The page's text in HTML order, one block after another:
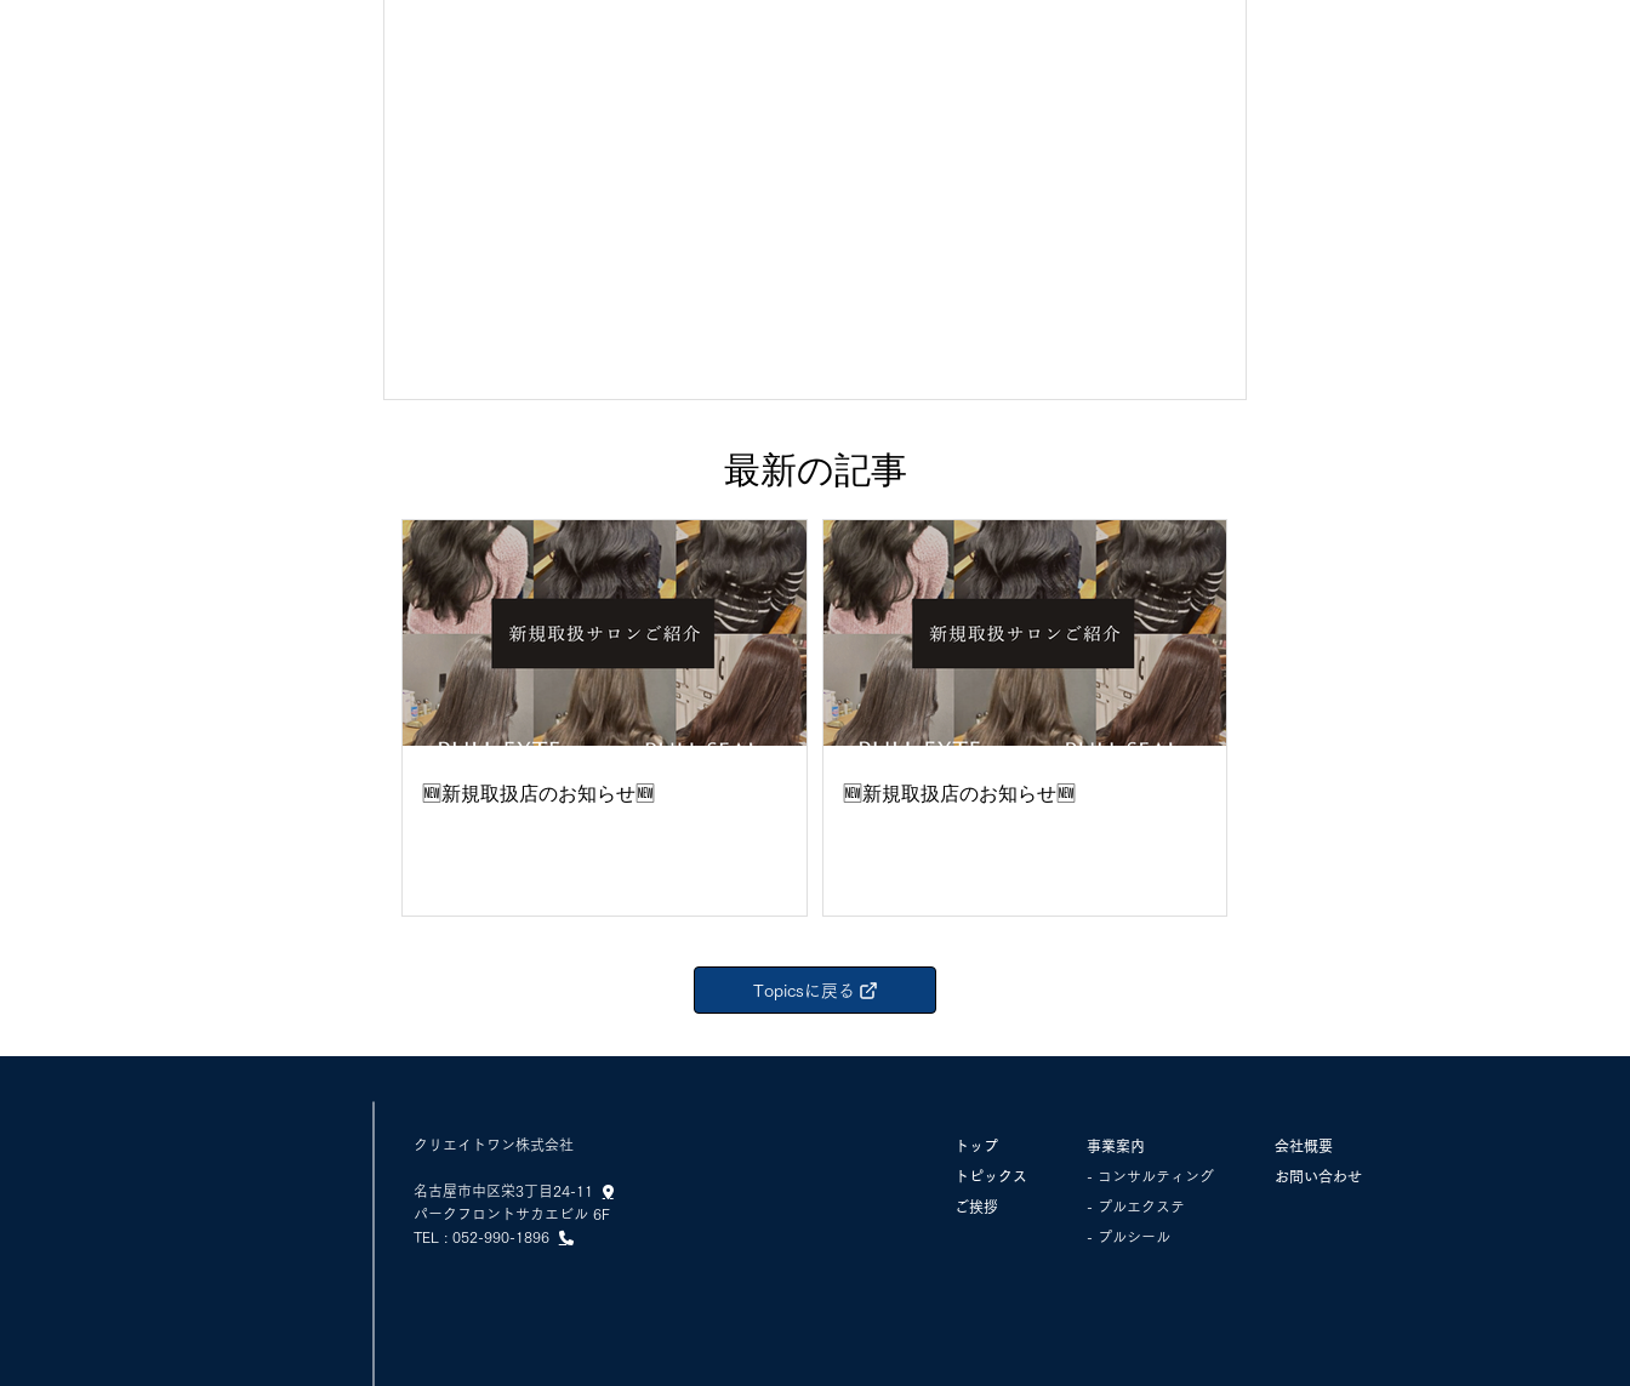
​最新の記事
🆕新規取扱店のお知らせ🆕 🆕新規取扱店のお知らせ🆕
Topicsに戻る
クリエイトワン株式会社
名古屋市中区栄3丁目24-11 
パークフロントサカエビル 6F
TEL : 052-990-1896 
トップ
トピックス
​ご挨拶
事業案内
- コンサルティング
- プルエクステ
- プルシール
会社概要
​お問い合わせ